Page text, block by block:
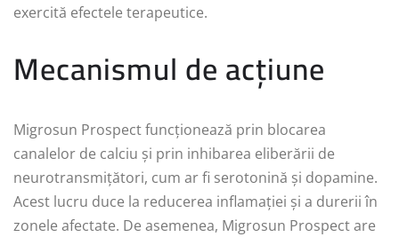
exercită efectele terapeutice.
Mecanismul de acțiune
Migrosun Prospect funcționează prin blocarea
canalelor de calciu și prin inhibarea eliberării de
neurotransmițători, cum ar fi serotonină și dopamine.
Acest lucru duce la reducerea inflamației și a durerii în
zonele afectate. De asemenea, Migrosun Prospect are